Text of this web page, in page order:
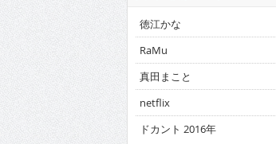
徳江かな
RaMu
真田まこと
netflix
ドカント 2016年